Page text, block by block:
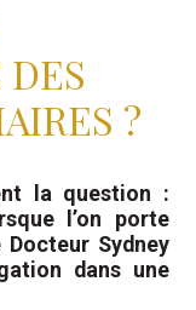
?
la question :
l’on porte
Sydney
dans une